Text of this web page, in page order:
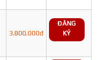
3.800.000đ
ĐĂNG
KÝ